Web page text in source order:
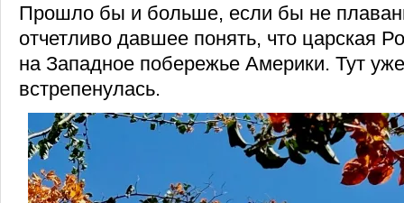
Прошло бы и больше, если бы не
отчетливо давшее понять, что царская
на Западное побережье Америки. Тут
встрепенулась.